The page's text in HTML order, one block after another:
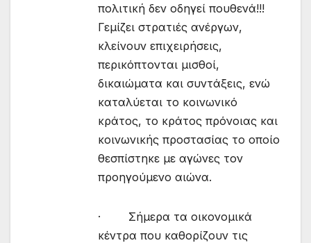
πολιτική δεν οδηγεί πουθενά!!!
Γεμίζει στρατιές ανέργων,
κλείνουν επιχειρήσεις,
περικόπτονται μισθοί,
δικαιώματα και συντάξεις, ενώ
καταλύεται το κοινωνικό
κράτος, το κράτος πρόνοιας και
κοινωνικής προστασίας το οποίο
θεσπίστηκε με αγώνες τον
προηγούμενο αιώνα.
· Σήμερα τα οικονομικά
κέντρα που καθορίζουν τις